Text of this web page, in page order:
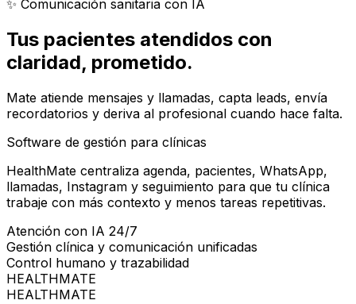
✨ Comunicación sanitaria con IA
Tus pacientes atendidos con
claridad, prometido.
Mate atiende mensajes y llamadas, capta leads, envía
recordatorios y deriva al profesional cuando hace falta.
Software de gestión para clínicas
HealthMate centraliza agenda, pacientes, WhatsApp,
llamadas, Instagram y seguimiento para que tu clínica
trabaje con más contexto y menos tareas repetitivas.
Atención con IA 24/7
Gestión clínica y comunicación unificadas
Control humano y trazabilidad
HEALTHMATE
HEALTHMATE